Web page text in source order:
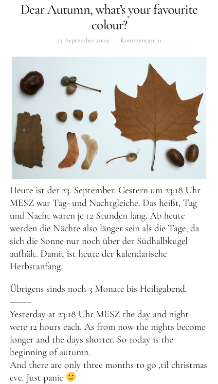
Dear Autumn, what’s your favourite
colour?
23. September 2009 Kommentare 0
Heute ist der 23. September. Gestern um 23:18 Uhr
MESZ war Tag- und Nachtgleiche. Das heißt, Tag
und Nacht waren je 12 Stunden lang. Ab heute
werden die Nächte also länger sein als die Tage, da
sich die Sonne nur noch über der Südhalbkugel
aufhält. Damit ist heute der kalendarische
Herbstanfang.
Übrigens sinds noch 3 Monate bis Heiligabend.
——–
Yesterday at 23:18 Uhr MESZ the day and night
were 12 hours each. As from now the nights become
longer and the days shorter. So today is the
beginning of autumn.
And there are only three months to go ‚til christmas
eve. Just panic